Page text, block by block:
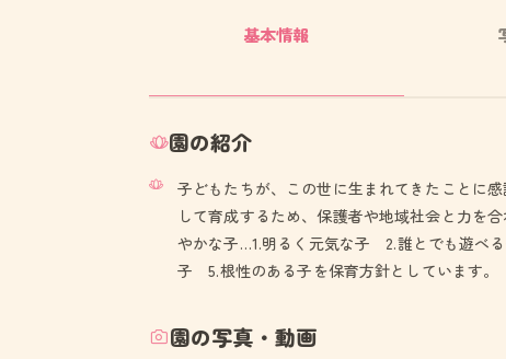
基本情報
園の紹介
子どもたちが、この世に生まれてきたことに
して育成するため、保護者や地域社会と力を
やかな子…1.明るく元気な子 2.誰とでも遊べ
子 5.根性のある子を保育方針としています。
園の写真・動画